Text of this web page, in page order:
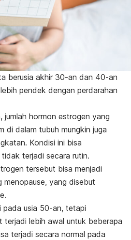
berusia akhir 30-an dan 40-an
pendek dengan perdarahan
jumlah hormon estrogen yang
di dalam tubuh mungkin juga
Kondisi ini bisa
terjadi secara rutin.
tersebut bisa menjadi
menopause, yang disebut
pada usia 50-an, tetapi
terjadi lebih awal untuk beberapa
terjadi secara normal pada